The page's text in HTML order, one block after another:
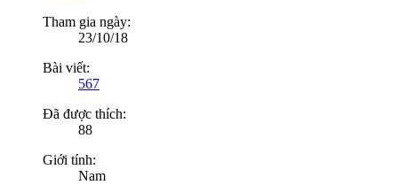
Tham gia ngày:
23/10/18
Bài viết:
567
Đã được thích:
88
Giới tính:
Nam